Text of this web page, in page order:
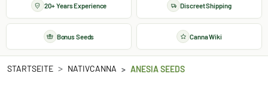
20+ Years Experience Discreet Shipping
Bonus Seeds Canna Wiki
STARTSEITE NATIVCANNA ANESIA SEEDS